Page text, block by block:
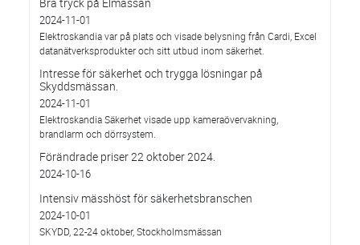
2024-11-01
Elektroskandia var på plats och visade belysning från Cardi, Excel
datanätverksprodukter och sitt utbud inom säkerhet.
Intresse för säkerhet och trygga lösningar på
Skyddsmässan.
2024-11-01
Elektroskandia Säkerhet visade upp kameraövervakning,
brandlarm och dörrsystem.
Förändrade priser 22 oktober 2024.
2024-10-16
Intensiv mässhöst för säkerhetsbranschen
2024-10-01
SKYDD, 22-24 oktober, Stockholmsmässan